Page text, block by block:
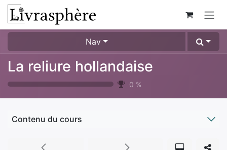
Se rendre au contenu
Nav
La reliure hollandaise
0 %
Contenu du cours